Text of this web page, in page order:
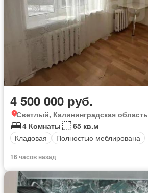
4 500 000 руб.
Светлый, Калининградская область
4 Комнаты
65 кв.м
Кладовая
Полностью меблирована
16 часов назад